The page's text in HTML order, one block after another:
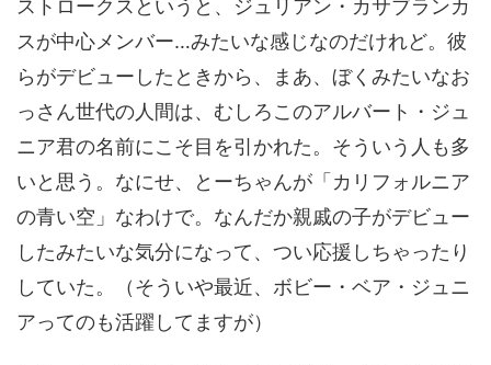
ストロークスというと、ジュリアン・カサブランカ
スが中心メンバー…みたいな感じなのだけれど。彼
らがデビューしたときから、まあ、ぼくみたいなお
っさん世代の人間は、むしろこのアルバート・ジュ
ニア君の名前にこそ目を引かれた。そういう人も多
いと思う。なにせ、とーちゃんが「カリフォルニア
の青い空」なわけで。なんだか親戚の子がデビュー
したみたいな気分になって、つい応援しちゃったり
していた。（そういや最近、ボビー・ベア・ジュニ
アってのも活躍してますが）